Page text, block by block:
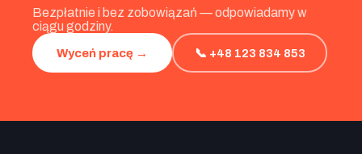
Bezpłatnie i bez zobowiązań — odpowiadamy w
ciągu godziny.
Wyceń pracę → 📞 +48 123 834 853